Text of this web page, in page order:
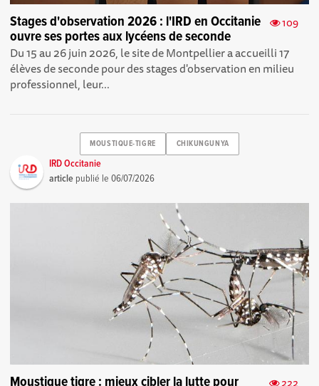
109
Stages d'observation 2026 : l'IRD en Occitanie
ouvre ses portes aux lycéens de seconde
Du 15 au 26 juin 2026, le site de Montpellier a accueilli 17
élèves de seconde pour des stages d'observation en milieu
professionnel, leur...
MOUSTIQUE-TIGRE CHIKUNGUNYA
IRD Occitanie
article publié le06/07/2026
222
Moustique tigre : mieux cibler la lutte pour